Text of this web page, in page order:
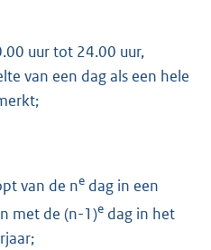
uur tot 24.00 uur,
van een dag als een hele
van de ne dag in een
met de (n-1)e dag in het